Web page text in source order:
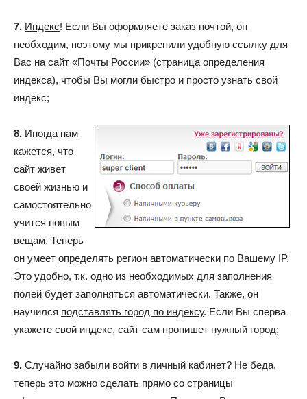
7. Индекс! Если Вы оформляете заказ почтой, он
необходим, поэтому мы прикрепили удобную ссылку для
Вас на сайт «Почты России» (страница определения
индекса), чтобы Вы могли быстро и просто узнать свой
индекс;
8. Иногда нам
кажется, что
сайт живет
своей жизнью и
самостоятельно
учится новым
вещам. Теперь
он умеет определять регион автоматически по Вашему IP.
Это удобно, т.к. одно из необходимых для заполнения
полей будет заполняться автоматически. Также, он
научился подставлять город по индексу. Если Вы сперва
укажете свой индекс, сайт сам пропишет нужный город;
9. Случайно забыли войти в личный кабинет? Не беда,
теперь это можно сделать прямо со страницы